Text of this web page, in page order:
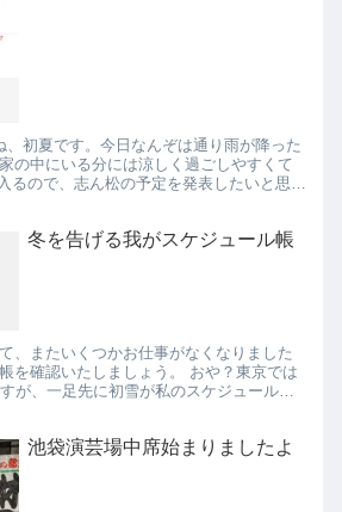
、初夏です。今日なんぞは通り雨が降った
の中にいる分には涼しく過ごしやすくて
ので、志ん松の予定を発表したいと思い
冬を告げる我がスケジュール帳
、またいくつかお仕事がなくなりました
を確認いたしましょう。 おや？東京では
が、一足先に初雪が私のスケジュール帳
池袋演芸場中席始まりましたよ